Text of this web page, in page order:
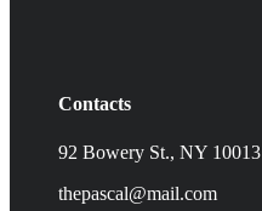
Contacts
92 Bowery St., NY 10013
thepascal@mail.com